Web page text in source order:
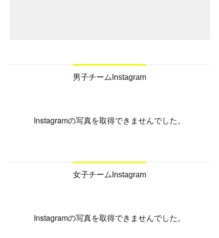
男子チームInstagram
Instagramの写真を取得できませんでした。
女子チームInstagram
Instagramの写真を取得できませんでした。